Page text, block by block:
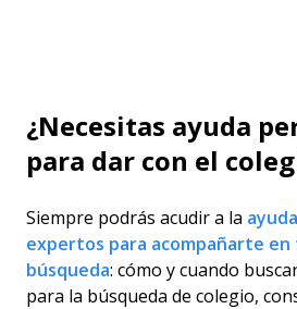
¿Necesitas ayuda
para dar con el
Siempre podrás acudir a la
expertos para acompañarte
búsqueda: cómo y cuando
para la búsqueda de colegio,